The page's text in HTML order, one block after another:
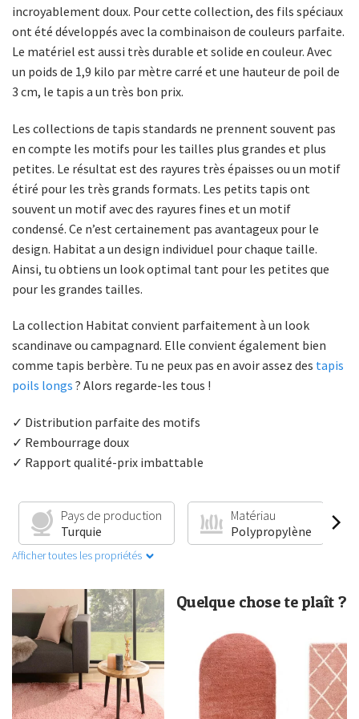
incroyablement doux. Pour cette collection, des fils spéciaux
ont été développés avec la combinaison de couleurs parfaite.
Le matériel est aussi très durable et solide en couleur. Avec
un poids de 1,9 kilo par mètre carré et une hauteur de poil de
3 cm, le tapis a un très bon prix.
Les collections de tapis standards ne prennent souvent pas
en compte les motifs pour les tailles plus grandes et plus
petites. Le résultat est des rayures très épaisses ou un motif
étiré pour les très grands formats. Les petits tapis ont
souvent un motif avec des rayures fines et un motif
condensé. Ce n’est certainement pas avantageux pour le
design. Habitat a un design individuel pour chaque taille.
Ainsi, tu obtiens un look optimal tant pour les petites que
pour les grandes tailles.
La collection Habitat convient parfaitement à un look
scandinave ou campagnard. Elle convient également bien
comme tapis berbère. Tu ne peux pas en avoir assez des tapis
poils longs ? Alors regarde-les tous !
✓ Distribution parfaite des motifs
✓ Rembourrage doux
✓ Rapport qualité-prix imbattable
Pays de production
Turquie
Matériau
Polypropylène
Afficher toutes les propriétés
Quelque chose te plaît ?